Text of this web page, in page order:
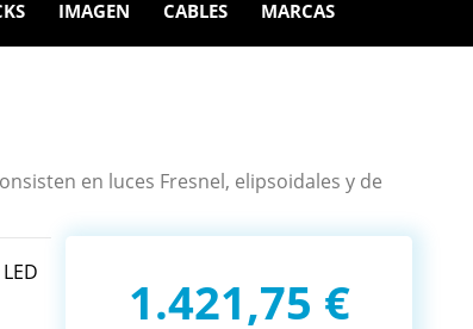
IMAGEN CABLES MARCAS
en luces Fresnel, elipsoidales y de
1.421,75 €